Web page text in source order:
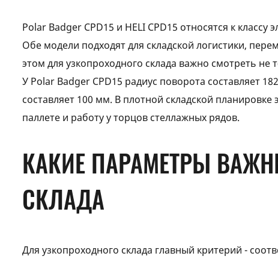
Polar Badger CPD15 и HELI CPD15 относятся к
Обе модели подходят для складской логистики,
этом для узкопроходного склада важно смотреть
У Polar Badger CPD15 радиус поворота составляет
составляет 100 мм. В плотной складской
паллете и работу у торцов стеллажных рядов.
КАКИЕ ПАРАМЕТРЫ
СКЛАДА
Для узкопроходного склада главный критерий -